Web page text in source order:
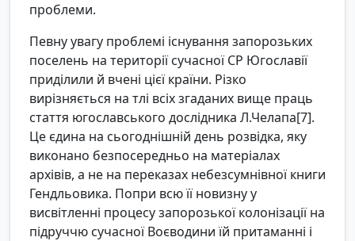
проблеми.
Певну увагу проблемі існування запорозьких
поселень на території сучасної СР Югославії
приділили й вчені цієї країни. Різко
вирізняється на тлі всіх згаданих вище праць
стаття югославського дослідника Л.Челапа[7].
Це єдина на сьогоднішній день розвідка, яку
виконано безпосередньо на матеріалах
архівів, а не на переказах небезсумнівної книги
Гендльовика. Попри всю її новизну у
висвітленні процесу запорозької колонізації на
підруччю сучасної Воєводини їй притаманні і